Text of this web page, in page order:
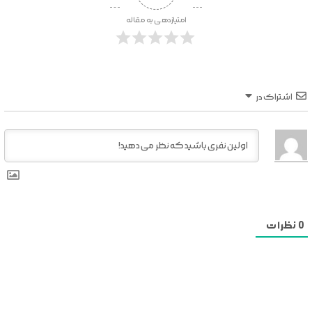
امتیازدهی به مقاله
اشتراک در
0 نظرات